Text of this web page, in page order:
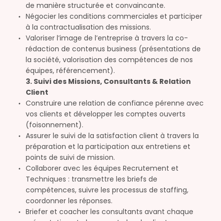
de manière structurée et convaincante.
Négocier les conditions commerciales et participer
à la contractualisation des missions.
Valoriser l’image de l’entreprise à travers la co-
rédaction de contenus business (présentations de
la société, valorisation des compétences de nos
équipes, référencement).
3. Suivi des Missions, Consultants & Relation
Client
Construire une relation de confiance pérenne avec
vos clients et développer les comptes ouverts
(foisonnement).
Assurer le suivi de la satisfaction client à travers la
préparation et la participation aux entretiens et
points de suivi de mission.
Collaborer avec les équipes Recrutement et
Techniques : transmettre les briefs de
compétences, suivre les processus de staffing,
coordonner les réponses.
Briefer et coacher les consultants avant chaque